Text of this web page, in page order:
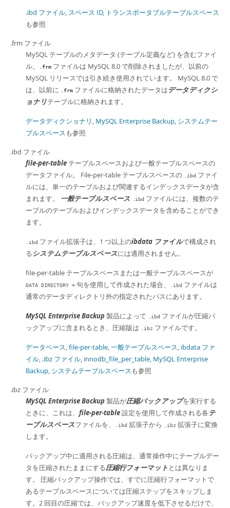
.ibd ファイル, スペース ID, トランスポータブルテーブルスペース
も参照
.frm ファイル
MySQL テーブルのメタデータ (テーブル定義など) を含むファイ
ル。
.frm ファイルは MySQL 8.0 で削除されましたが、以前の
MySQL リリースでは引き続き使用されています。 MySQL 8.0 で
は、以前に
.frm ファイルに格納されたデータはデータディクシ
ョナリテーブルに格納されます。
データディクショナリ , MySQL Enterprise Backup, システムテー
ブルスペースも参照
.ibd ファイル
file-per-table テーブルスペースおよび一般テーブルスペースの
データファイル。 File-per-table テーブルスペースの
.ibd ファイ
ルには、単一のテーブルおよび関連するインデックスデータが含
まれます。
一般テーブルスペース .ibd ファイルには、複数のテ
ーブルのテーブルおよびインデックスデータを含めることができ
ます。
.ibd ファイル拡張子は、1 つ以上のibdata ファイルで構成され
るシステムテーブルスペースには適用されません。
file-per-table テーブルスペースまたは一般テーブルスペースが
DATA DIRECTORY = 句を使用して作成された場合、 .ibd ファイルは
通常のデータディレクトリ外の指定されたパスにあります。
MySQL Enterprise Backup 製品によって .ibd ファイルが圧縮バ
ックアップに含まれるとき、圧縮版は
.ibz ファイルです。
データベース,file-per-table,一般テーブルスペース, ibdata ファ
イル, .ibz ファイル, innodb_file_per_table, MySQL Enterprise
Backup, システムテーブルスペースも参照
.ibz ファイル
MySQL Enterprise Backup 製品が圧縮バックアップを実行する
ときに、これは、 file-per-table設定を使用して作成される各テ
ーブルスペースファイルを、 .ibd 拡張子から .ibz 拡張子に変換
します。
バックアップ中に適用される圧縮は、通常操作中にテーブルデー
タを圧縮されたままにする圧縮行フォーマット とは異なりま
す。 圧縮バックアップ操作では、すでに圧縮行フォーマットで
あるテーブルスペースについては圧縮ステップをスキップしま
す。2 回目の圧縮では、バックアップ速度を低下させるだけで、